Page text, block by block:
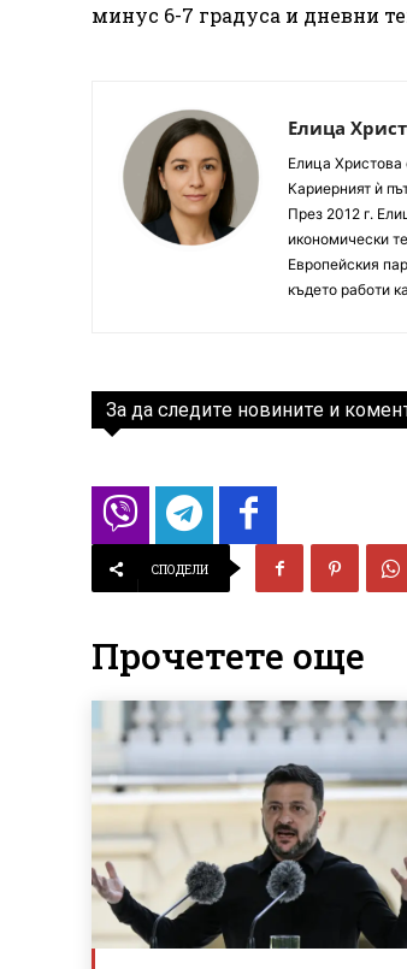
минус 6-7 градуса и дневни
Елица
Елица Христова
Кариерният ѝ
През 2012 г.
икономически
Европейския
където работи
За да следите новините и
СПОДЕЛИ
Прочетете още